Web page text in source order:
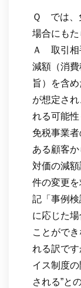
Ｑ では、
場合にもた
Ａ 取引相
減額（消
旨）を含
が想定さ
れる可能性
免税事業
ある顧客
対価の減
件の変更
記「事例
に応じた
ことがで
れる訳で
イス制度
される”と